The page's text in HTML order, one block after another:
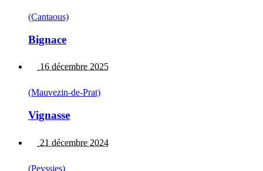
(Cantaous)
Bignace
16 décembre 2025
(Mauvezin-de-Prat)
Vignasse
21 décembre 2024
(Peyssies)